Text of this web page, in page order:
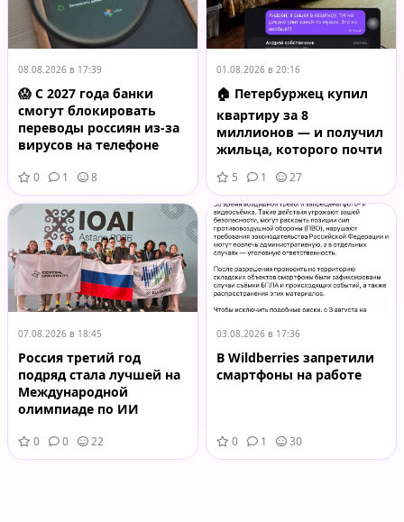
08.08.2026 в 17:39
😱 С 2027 года банки
смогут блокировать
переводы россиян из-за
вирусов на телефоне
0 1 8
01.08.2026 в 20:16
🏠 Петербуржец купил
квартиру за 8
миллионов — и получил
жильца, которого почти
5 1 27
07.08.2026 в 18:45
Россия третий год
подряд стала лучшей на
Международной
олимпиаде по ИИ
0 0 22
03.08.2026 в 17:36
В Wildberries запретили
смартфоны на работе
0 1 30